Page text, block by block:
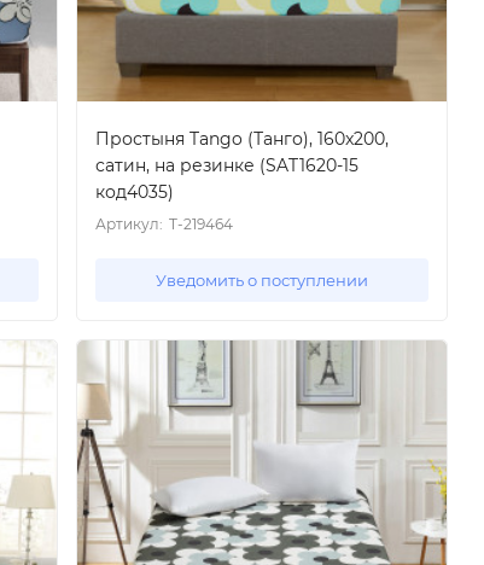
Простыня Tango (Танго), 160x200,
сатин, на резинке (SAT1620-15
код4035)
Артикул: T-219464
Уведомить о поступлении